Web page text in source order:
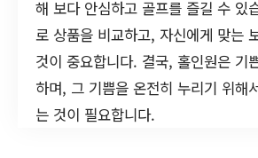
해 보다 안심하고 골프를 즐길 수 있
로 상품을 비교하고, 자신에게 맞는
것이 중요합니다. 결국, 홀인원은 기
하며, 그 기쁨을 온전히 누리기 위해
는 것이 필요합니다.